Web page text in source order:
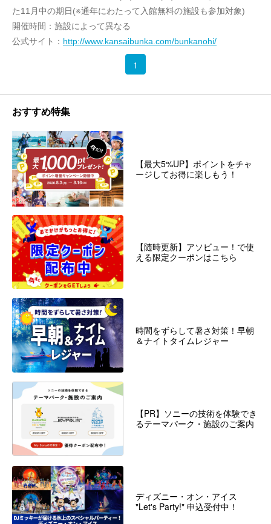
た11月中の期日(※通年にわたって入館無料の施設も参加対象)
開催時間：施設によって異なる
公式サイト： http://www.kansaibunka.com/bunkanohi/
1
おすすめ特集
【最大5%UP】ポイントをチャ
ージしてお得に楽しもう！
【随時更新】アソビュー！で使
える限定クーポンはこちら
時間をずらして暑さ対策！早朝
＆ナイトタイムレジャー
【PR】ソニーの技術を体験でき
るテーマパーク・施設のご案内
ディズニー・オン・アイス
"Let's Party!" 申込受付中！